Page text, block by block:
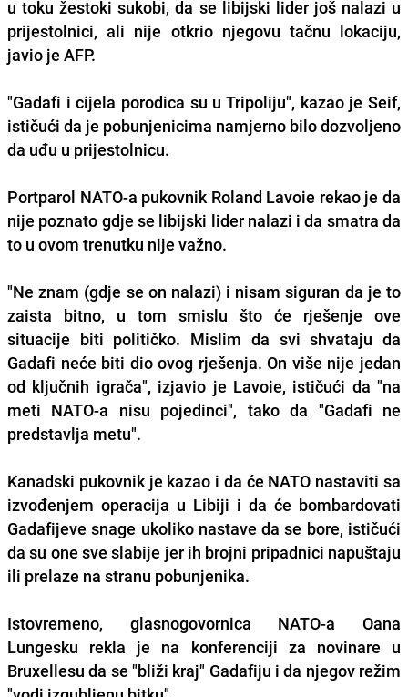
u toku žestoki sukobi, da se libijski lider još nalazi u
prijestolnici, ali nije otkrio njegovu tačnu lokaciju,
javio je AFP.
"Gadafi i cijela porodica su u Tripoliju", kazao je Seif,
ističući da je pobunjenicima namjerno bilo dozvoljeno
da uđu u prijestolnicu.
Portparol NATO-a pukovnik Roland Lavoie rekao je da
nije poznato gdje se libijski lider nalazi i da smatra da
to u ovom trenutku nije važno.
"Ne znam (gdje se on nalazi) i nisam siguran da je to
zaista bitno, u tom smislu što će rješenje ove
situacije biti političko. Mislim da svi shvataju da
Gadafi neće biti dio ovog rješenja. On više nije jedan
od ključnih igrača", izjavio je Lavoie, ističući da "na
meti NATO-a nisu pojedinci", tako da "Gadafi ne
predstavlja metu".
Kanadski pukovnik je kazao i da će NATO nastaviti sa
izvođenjem operacija u Libiji i da će bombardovati
Gadafijeve snage ukoliko nastave da se bore, ističući
da su one sve slabije jer ih brojni pripadnici napuštaju
ili prelaze na stranu pobunjenika.
Istovremeno, glasnogovornica NATO-a Oana
Lungesku rekla je na konferenciji za novinare u
Bruxellesu da se "bliži kraj" Gadafiju i da njegov režim